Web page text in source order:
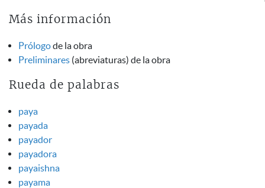
Más información
Prólogode la obra
Preliminares (abreviaturas) de la obra
Rueda de palabras
paya
payada
payador
payadora
payaishna
payama